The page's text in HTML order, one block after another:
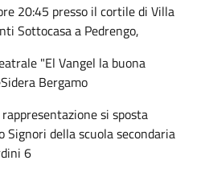
20:45 presso il cortile di Villa
Sottocasa a Pedrengo,
"El Vangel la buona
Bergamo
si sposta
Signori della scuola secondaria
6